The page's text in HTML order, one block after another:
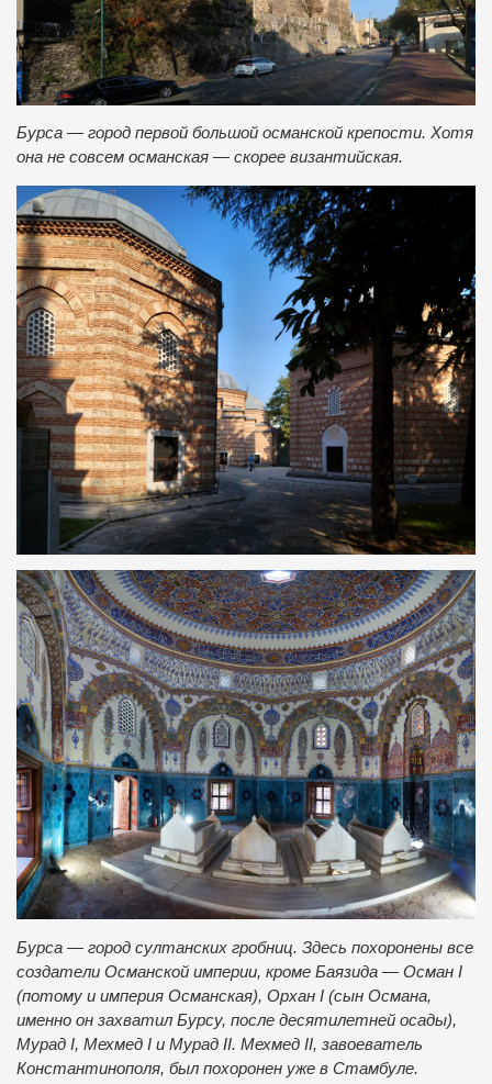
Бурса — город первой большой османской крепости. Хотя
она не совсем османская — скорее византийская.
Бурса — город султанских гробниц. Здесь похоронены все
создатели Османской империи, кроме Баязида — Осман I
(потому и империя Османская), Орхан I (сын Османа,
именно он захватил Бурсу, после десятилетней осады),
Мурад І, Мехмед I и Мурад II. Мехмед II, завоеватель
Константинополя, был похоронен уже в Стамбуле.